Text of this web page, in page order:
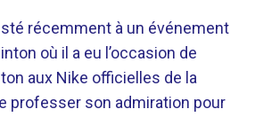
récemment à un événement
où il a eu l’occasion de
aux Nike officielles de la
professer son admiration pour